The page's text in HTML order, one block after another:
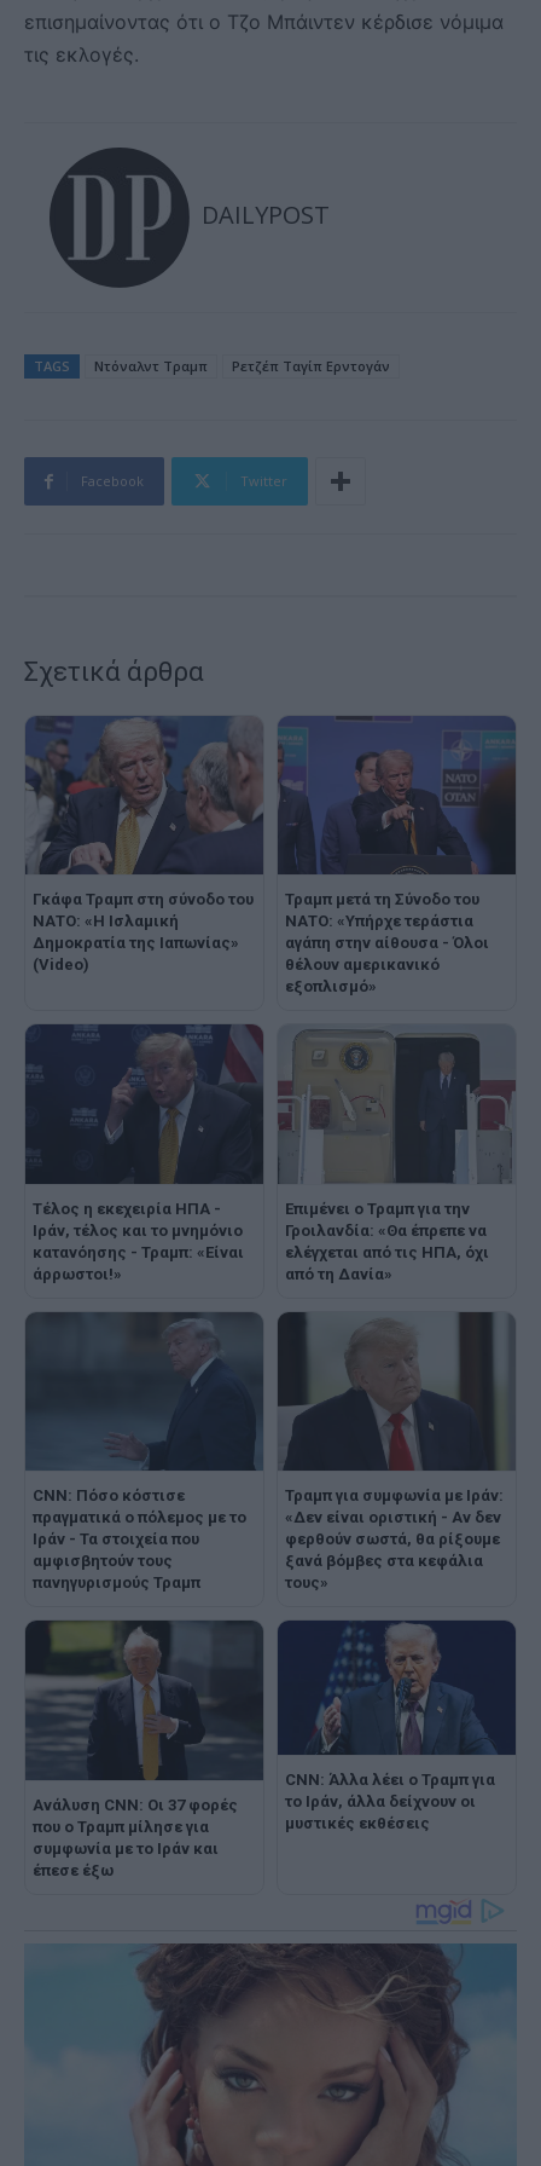
επισημαίνοντας ότι ο Τζο Μπάιντεν κέρδισε νόμιμα
τις εκλογές.
DAILYPOST
TAGS Ντόναλντ Τραμπ Ρετζέπ Ταγίπ Ερντογάν
Facebook Twitter
Σχετικά άρθρα
Γκάφα Τραμπ στη σύνοδο του
ΝΑΤΟ: «Η Ισλαμική
Δημοκρατία της Ιαπωνίας»
(Video)
Τραμπ μετά τη Σύνοδο του
ΝΑΤΟ: «Υπήρχε τεράστια
αγάπη στην αίθουσα - Όλοι
θέλουν αμερικανικό
εξοπλισμό»
Τέλος η εκεχειρία ΗΠΑ -
Ιράν, τέλος και το μνημόνιο
κατανόησης - Τραμπ: «Είναι
άρρωστοι!»
Επιμένει ο Τραμπ για την
Γροιλανδία: «Θα έπρεπε να
ελέγχεται από τις ΗΠΑ, όχι
από τη Δανία»
CNN: Πόσο κόστισε
πραγματικά ο πόλεμος με το
Ιράν - Τα στοιχεία που
αμφισβητούν τους
πανηγυρισμούς Τραμπ
Τραμπ για συμφωνία με Ιράν:
«Δεν είναι οριστική - Αν δεν
φερθούν σωστά, θα ρίξουμε
ξανά βόμβες στα κεφάλια
τους»
Ανάλυση CNN: Οι 37 φορές
που ο Τραμπ μίλησε για
συμφωνία με το Ιράν και
έπεσε έξω
CNN: Άλλα λέει ο Τραμπ για
το Ιράν, άλλα δείχνουν οι
μυστικές εκθέσεις